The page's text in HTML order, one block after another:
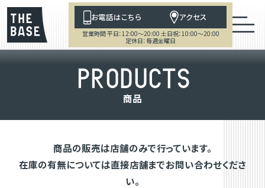
お電話はこちら アクセス
営業時間 平日：12:00～20:00 土日祝：10:00～20:00
定休日：毎週金曜日
PRODUCTS
商品
商品の販売は店舗のみで行っています。
在庫の有無については直接店舗までお問い合わせくださ
い。